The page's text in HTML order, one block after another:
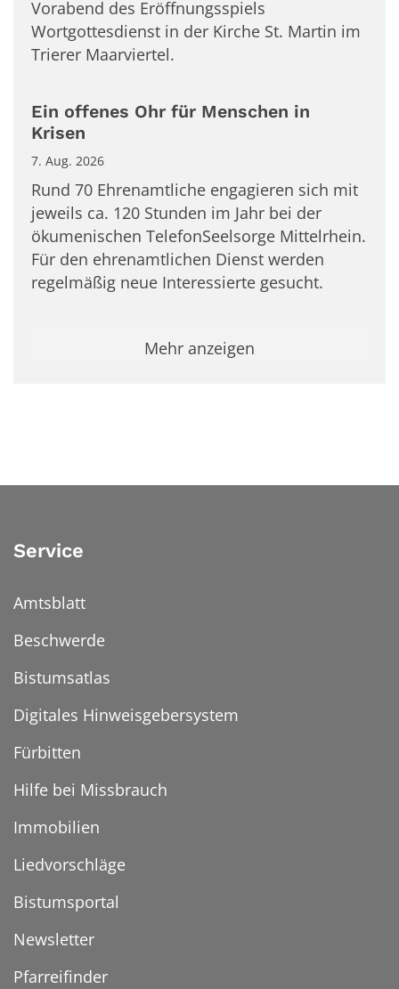
Vorabend des Eröffnungsspiels
Wortgottesdienst in der Kirche St. Martin im
Trierer Maarviertel.
Ein offenes Ohr für Menschen in
Krisen
7. Aug. 2026
Rund 70 Ehrenamtliche engagieren sich mit
jeweils ca. 120 Stunden im Jahr bei der
ökumenischen TelefonSeelsorge Mittelrhein.
Für den ehrenamtlichen Dienst werden
regelmäßig neue Interessierte gesucht.
Mehr anzeigen
Service
Amtsblatt
Beschwerde
Bistumsatlas
Digitales Hinweisgebersystem
Fürbitten
Hilfe bei Missbrauch
Immobilien
Liedvorschläge
Bistumsportal
Newsletter
Pfarreifinder